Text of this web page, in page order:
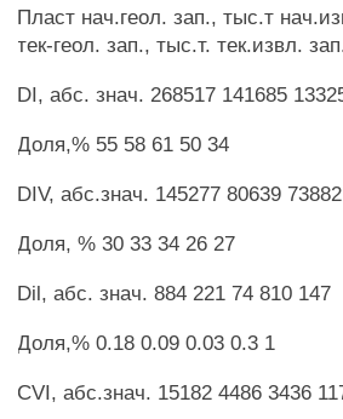
Пласт нач.геол. зап., тыс.т
тек-геол. зап., тыс.т. тек.извл.
DI, абс. знач. 268517 141685
Доля,% 55 58 61 50 34
DIV, абс.знач. 145277 80639
Доля, % 30 33 34 26 27
Dil, абс. знач. 884 221 74 810 147
Доля,% 0.18 0.09 0.03 0.3 1
CVI, абс.знач. 15182 4486 3436